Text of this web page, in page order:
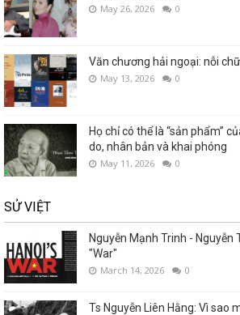
May 26, 2026 0
Văn chương hải ngoại: nỗi
May 13, 2026 0
Họ chỉ có thể là “sản phẩm”
do, nhân bản và khai phóng
May 11, 2026 0
SỬ VIỆT
Nguyễn Mạnh Trinh - Nguyễn
"War"
March 14, 2026 0
Ts Nguyễn Liên Hằng: Vì sao